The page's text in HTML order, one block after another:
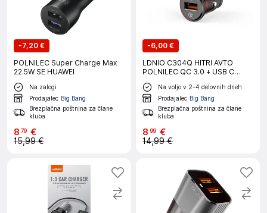
-7,20 €
POLNILEC Super Charge Max
22.5W SE HUAWEI
Na zalogi
Prodajalec Big Bang
Brezplačna poštnina za člane
kluba
8 79 €
15,99 €
-6,00 €
LDNIO C304Q HITRI AVTO
POLNILEC QC 3.0 + USB C
KABEL
Na voljo v 2-4 delovnih dneh
Prodajalec Big Bang
Brezplačna poštnina za člane
kluba
8 99 €
14,99 €